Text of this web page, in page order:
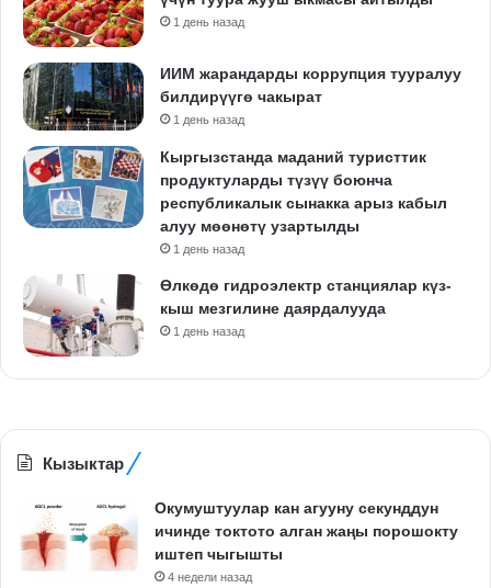
1 день назад
ИИМ жарандарды коррупция тууралуу
билдирүүгө чакырат
1 день назад
Кыргызстанда маданий туристтик
продуктуларды түзүү боюнча
республикалык сынакка арыз кабыл
алуу мөөнөтү узартылды
1 день назад
Өлкөдө гидроэлектр станциялар күз-
кыш мезгилине даярдалууда
1 день назад
Кызыктар
Окумуштуулар кан агууну секунддун
ичинде токтото алган жаңы порошокту
иштеп чыгышты
4 недели назад